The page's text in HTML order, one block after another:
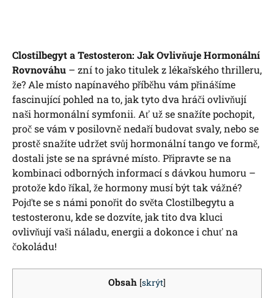
Clostilbegyt a Testosteron: Jak Ovlivňuje Hormonální
Rovnováhu – zní to jako titulek z lékařského thrilleru,
že? Ale místo napínavého příběhu vám přinášíme
fascinující pohled na to, jak tyto dva hráči ovlivňují
naši hormonální symfonii. Ať už se snažíte pochopit,
proč se vám v posilovně nedaří budovat svaly, nebo se
prostě snažíte udržet svůj hormonální tango ve formě,
dostali jste se na správné místo. Připravte se na
kombinaci odborných informací s dávkou humoru –
protože kdo říkal, že hormony musí být tak vážné?
Pojďte se s námi ponořit do světa Clostilbegytu a
testosteronu, kde se dozvíte, jak tito dva kluci
ovlivňují vaši náladu, energii a dokonce i chuť na
čokoládu!
Obsah [skrýt]